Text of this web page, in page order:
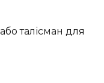
талісман для